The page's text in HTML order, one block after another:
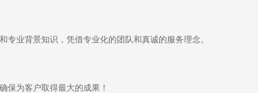
业背景知识，凭借专业化的团队和真诚的服务理念。
保为客户取得最大的成果！